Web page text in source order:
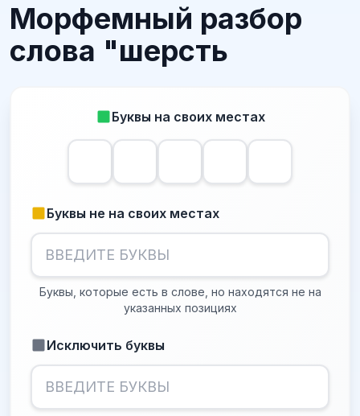
Морфемный разбор
слова "шерсть
Буквы на своих местах
Буквы не на своих местах
Буквы, которые есть в слове, но находятся не на
указанных позициях
Исключить буквы